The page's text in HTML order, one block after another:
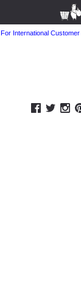
For International Customer